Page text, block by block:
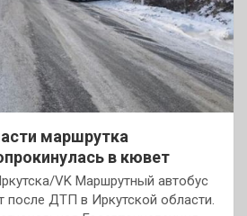
маршрутка
в кювет
VK Маршрутный автобус
после ДТП в Иркутской области.